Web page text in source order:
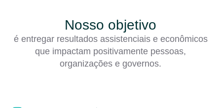
Nosso objetivo
é entregar resultados assistenciais e econômicos
que impactam positivamente pessoas,
organizações e governos.